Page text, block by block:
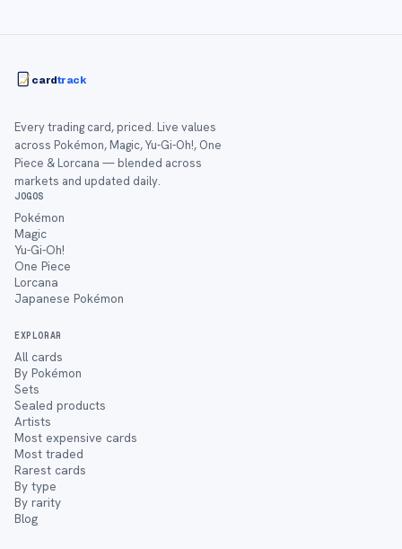
cardtrack
Every trading card, priced. Live values
across Pokémon, Magic, Yu-Gi-Oh!, One
Piece & Lorcana — blended across
markets and updated daily.
JOGOS
Pokémon
Magic
Yu-Gi-Oh!
One Piece
Lorcana
Japanese Pokémon
EXPLORAR
All cards
By Pokémon
Sets
Sealed products
Artists
Most expensive cards
Most traded
Rarest cards
By type
By rarity
Blog